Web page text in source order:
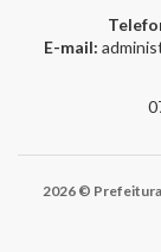
E-mail:
2026 ©